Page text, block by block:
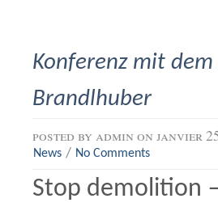
Konferenz mit
Brandlhuber
posted by admin on janvier
News / No Comments
Stop demolition